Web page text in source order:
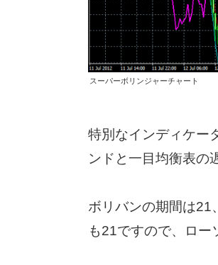
スーパーボリンジャーチャート
特別なインディケー
ンドと一目均衡表の
ボリバンの期間は21
も21ですので、ロー